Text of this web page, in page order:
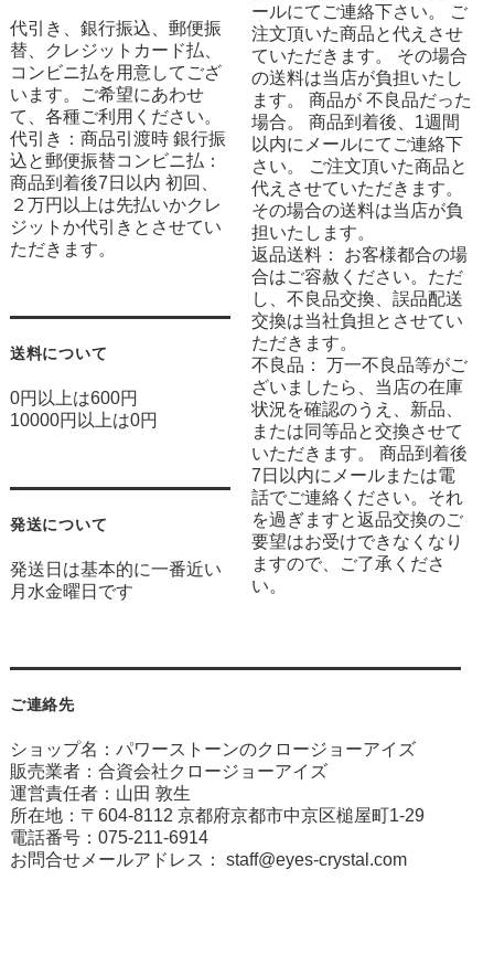
代引き、銀行振込、郵便振
替、クレジットカード払、
コンビニ払を用意してござ
います。ご希望にあわせ
て、各種ご利用ください。
代引き：商品引渡時 銀行振
込と郵便振替コンビニ払：
商品到着後7日以内 初回、
２万円以上は先払いかクレ
ジットか代引きとさせてい
ただきます。
送料について
0円以上は600円
10000円以上は0円
発送について
発送日は基本的に一番近い
月水金曜日です
ールにてご連絡下さい。 ご
注文頂いた商品と代えさせ
ていただきます。 その場合
の送料は当店が負担いたし
ます。 商品が 不良品だった
場合。 商品到着後、1週間
以内にメールにてご連絡下
さい。 ご注文頂いた商品と
代えさせていただきます。
その場合の送料は当店が負
担いたします。
返品送料： お客様都合の場
合はご容赦ください。ただ
し、不良品交換、誤品配送
交換は当社負担とさせてい
ただきます。
不良品： 万一不良品等がご
ざいましたら、当店の在庫
状況を確認のうえ、新品、
または同等品と交換させて
いただきます。 商品到着後
7日以内にメールまたは電
話でご連絡ください。それ
を過ぎますと返品交換のご
要望はお受けできなくなり
ますので、ご了承くださ
い。
ご連絡先
ショップ名：パワーストーンのクロージョーアイズ
販売業者：合資会社クロージョーアイズ
運営責任者：山田 敦生
所在地：〒604-8112 京都府京都市中京区槌屋町1-29
電話番号：075-211-6914
お問合せメールアドレス： staff@eyes-crystal.com